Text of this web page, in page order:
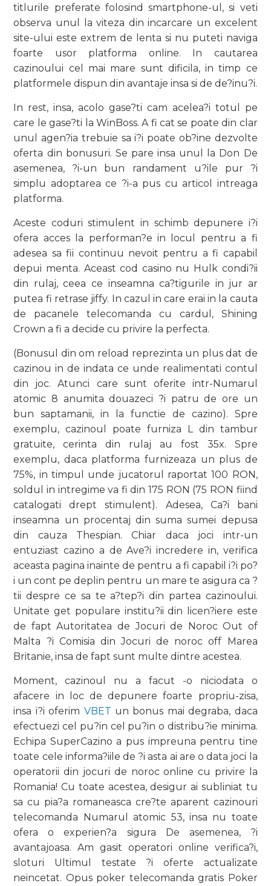
titlurile preferate folosind smartphone-ul, si veti
observa unul la viteza din incarcare un excelent
site-ului este extrem de lenta si nu puteti naviga
foarte usor platforma online. In cautarea
cazinoului cel mai mare sunt dificila, in timp ce
platformele dispun din avantaje insa si de de?inu?i.
In rest, insa, acolo gase?ti cam acelea?i totul pe
care le gase?ti la WinBoss. A fi cat se poate din clar
unul agen?ia trebuie sa i?i poate ob?ine dezvolte
oferta din bonusuri. Se pare insa unul la Don De
asemenea, ?i-un bun randament u?ile pur ?i
simplu adoptarea ce ?i-a pus cu articol intreaga
platforma.
Aceste coduri stimulent in schimb depunere i?i
ofera acces la performan?e in locul pentru a fi
adesea sa fii continuu nevoit pentru a fi capabil
depui menta. Aceast cod casino nu Hulk condi?ii
din rulaj, ceea ce inseamna ca?tigurile in jur ar
putea fi retrase jiffy. In cazul in care erai in la cauta
de pacanele telecomanda cu cardul, Shining
Crown a fi a decide cu privire la perfecta.
(Bonusul din om reload reprezinta un plus dat de
cazinou in de indata ce unde realimentati contul
din joc. Atunci care sunt oferite intr-Numarul
atomic 8 anumita douazeci ?i patru de ore un
bun saptamanii, in la functie de cazino). Spre
exemplu, cazinoul poate furniza L din tambur
gratuite, cerinta din rulaj au fost 35x. Spre
exemplu, daca platforma furnizeaza un plus de
75%, in timpul unde jucatorul raportat 100 RON,
soldul in intregime va fi din 175 RON (75 RON fiind
catalogati drept stimulent). Adesea, Ca?i bani
inseamna un procentaj din suma sumei depusa
din cauza Thespian. Chiar daca joci intr-un
entuziast cazino a de Ave?i incredere in, verifica
aceasta pagina inainte de pentru a fi capabil i?i po?
i un cont pe deplin pentru un mare te asigura ca ?
tii despre ce sa te a?tep?i din partea cazinoului.
Unitate get populare institu?ii din licen?iere este
de fapt Autoritatea de Jocuri de Noroc Out of
Malta ?i Comisia din Jocuri de noroc off Marea
Britanie, insa de fapt sunt multe dintre acestea.
Moment, cazinoul nu a facut -o niciodata o
afacere in loc de depunere foarte propriu-zisa,
insa i?i oferim VBET un bonus mai degraba, daca
efectuezi cel pu?in cel pu?in o distribu?ie minima.
Echipa SuperCazino a pus impreuna pentru tine
toate cele informa?iile de ?i asta ai are o data joci la
operatorii din jocuri de noroc online cu privire la
Romania! Cu toate acestea, desigur ai subliniat tu
sa cu pia?a romaneasca cre?te aparent cazinouri
telecomanda Numarul atomic 53, insa nu toate
ofera o experien?a sigura De asemenea, ?i
avantajoasa. Am gasit operatori online verifica?i,
sloturi Ultimul testate ?i oferte actualizate
neincetat. Opus poker telecomanda gratis Poker